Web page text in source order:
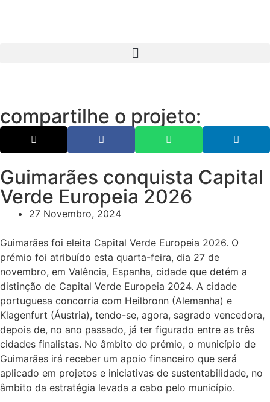
compartilhe o projeto:
Guimarães conquista Capital
Verde Europeia 2026
27 Novembro, 2024
Guimarães foi eleita Capital Verde Europeia 2026. O
prémio foi atribuído esta quarta-feira, dia 27 de
novembro, em Valência, Espanha, cidade que detém a
distinção de Capital Verde Europeia 2024. A cidade
portuguesa concorria com Heilbronn (Alemanha) e
Klagenfurt (Áustria), tendo-se, agora, sagrado vencedora,
depois de, no ano passado, já ter figurado entre as três
cidades finalistas. No âmbito do prémio, o município de
Guimarães irá receber um apoio financeiro que será
aplicado em projetos e iniciativas de sustentabilidade, no
âmbito da estratégia levada a cabo pelo município.